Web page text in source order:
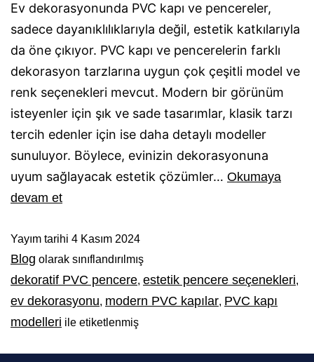
Ev dekorasyonunda PVC kapı ve pencereler,
sadece dayanıklılıklarıyla değil, estetik katkılarıyla
da öne çıkıyor. PVC kapı ve pencerelerin farklı
dekorasyon tarzlarına uygun çok çeşitli model ve
renk seçenekleri mevcut. Modern bir görünüm
isteyenler için şık ve sade tasarımlar, klasik tarzı
tercih edenler için ise daha detaylı modeller
sunuluyor. Böylece, evinizin dekorasyonuna
uyum sağlayacak estetik çözümler… Okumaya
devam et
Yayım tarihi 4 Kasım 2024
Blog olarak sınıflandırılmış
dekoratif PVC pencere, estetik pencere seçenekleri,
ev dekorasyonu, modern PVC kapılar, PVC kapı
modelleri ile etiketlenmiş